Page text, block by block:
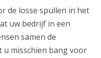
de losse spullen in het
uw bedrijf in een
samen de
u misschien bang voor